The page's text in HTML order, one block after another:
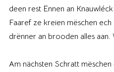
deen rest Ënnen an
Faaref ze kreien mëschen
drënner an brooden alles aan.
Am nächsten Schratt